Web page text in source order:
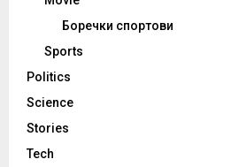
Боречки спортови
Sports
Politics
Science
Stories
Tech